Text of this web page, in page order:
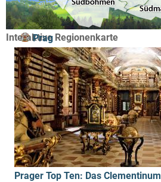
Interaktive Regionenkarte
Prag
Prager Top Ten: Das Clementinum